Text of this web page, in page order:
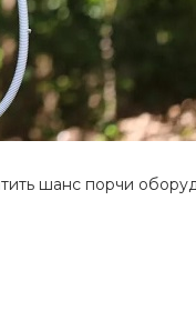
шанс порчи